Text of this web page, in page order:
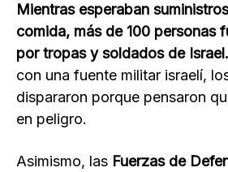
Mientras esperaban
comida, más de 100 personas
por tropas y soldados de Israel.
con una fuente militar israelí,
dispararon porque pensaron
en peligro.
Asimismo, las Fuerzas de